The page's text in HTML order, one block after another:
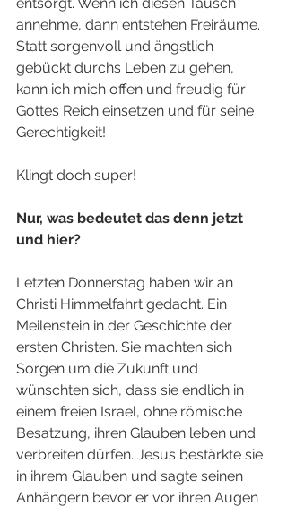
annehme, dann entstehen Freiräume.
Statt sorgenvoll und ängstlich
gebückt durchs Leben zu gehen,
kann ich mich offen und freudig für
Gottes Reich einsetzen und für seine
Gerechtigkeit!
Klingt doch super!
Nur, was bedeutet das denn jetzt
und hier?
Letzten Donnerstag haben wir an
Christi Himmelfahrt gedacht. Ein
Meilenstein in der Geschichte der
ersten Christen. Sie machten sich
Sorgen um die Zukunft und
wünschten sich, dass sie endlich in
einem freien Israel, ohne römische
Besatzung, ihren Glauben leben und
verbreiten dürfen. Jesus bestärkte sie
in ihrem Glauben und sagte seinen
Anhängern bevor er vor ihren Augen